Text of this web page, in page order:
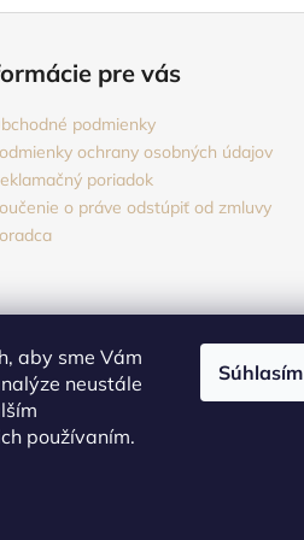
aby sme Vám
neustále
používaním.
Súhlasím
pre vás
podmienky
ochrany osobných údajov
poriadok
o práve odstúpiť od zmluvy